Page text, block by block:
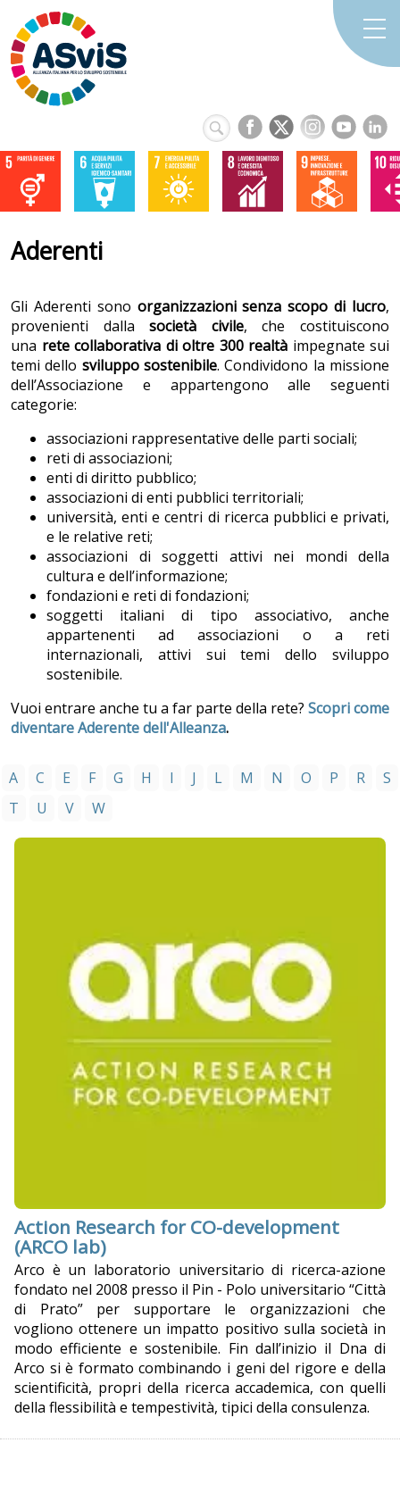
Aderenti
Gli Aderenti sono organizzazioni senza scopo di lucro,
provenienti dallasocietà civile, che costituiscono
una rete collaborativa di oltre 300 realtà impegnate sui
temi dello sviluppo sostenibile. Condividono la missione
dell’Associazione e appartengono alle seguenti
categorie:
associazioni rappresentative delle parti sociali;
reti di associazioni;
enti di diritto pubblico;
associazioni di enti pubblici territoriali;
università, enti e centri di ricerca pubblici e privati,
e le relative reti;
associazioni di soggetti attivi nei mondi della
cultura e dell’informazione;
fondazioni e reti di fondazioni;
soggetti italiani di tipo associativo, anche
appartenenti ad associazioni o a reti
internazionali, attivi sui temi dello sviluppo
sostenibile.
Vuoi entrare anche tu a far parte della rete? Scopri come
diventare Aderente dell'Alleanza.
A C E F G H I J L M N O P R
S
T
U V W
Action Research for CO-development
(ARCO lab)
Arco è un laboratorio universitario di ricerca-azione
fondato nel 2008 presso il Pin - Polo universitario “Città
di Prato” per supportare le organizzazioni che
vogliono ottenere un impatto positivo sulla società in
modo efficiente e sostenibile. Fin dall’inizio il Dna di
Arco si è formato combinando i geni del rigore e della
scientificità, propri della ricerca accademica, con quelli
della flessibilità e tempestività, tipici della consulenza.